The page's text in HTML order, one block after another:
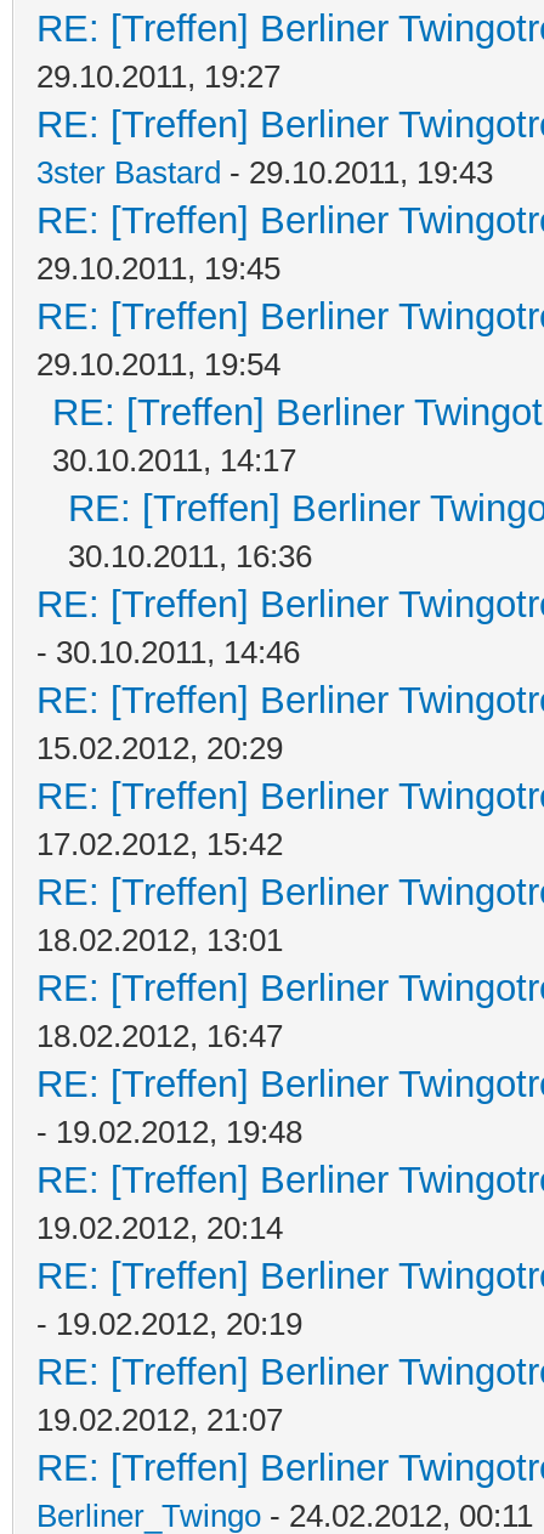
RE: [Treffen] Berliner
29.10.2011, 19:27
RE: [Treffen] Berliner
3ster Bastard - 29.10.2011, 19:43
RE: [Treffen] Berliner
29.10.2011, 19:45
RE: [Treffen] Berliner
29.10.2011, 19:54
RE: [Treffen] Berliner
30.10.2011, 14:17
RE: [Treffen] Berliner
30.10.2011, 16:36
RE: [Treffen] Berliner
- 30.10.2011, 14:46
RE: [Treffen] Berliner
15.02.2012, 20:29
RE: [Treffen] Berliner
17.02.2012, 15:42
RE: [Treffen] Berliner
18.02.2012, 13:01
RE: [Treffen] Berliner
18.02.2012, 16:47
RE: [Treffen] Berliner
- 19.02.2012, 19:48
RE: [Treffen] Berliner
19.02.2012, 20:14
RE: [Treffen] Berliner
- 19.02.2012, 20:19
RE: [Treffen] Berliner
19.02.2012, 21:07
RE: [Treffen] Berliner
Berliner_Twingo - 24.02.2012, 00:11